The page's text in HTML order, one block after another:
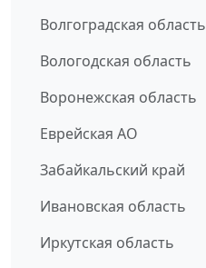
Волгоградская область
Вологодская область
Воронежская область
Еврейская АО
Забайкальский край
Ивановская область
Иркутская область